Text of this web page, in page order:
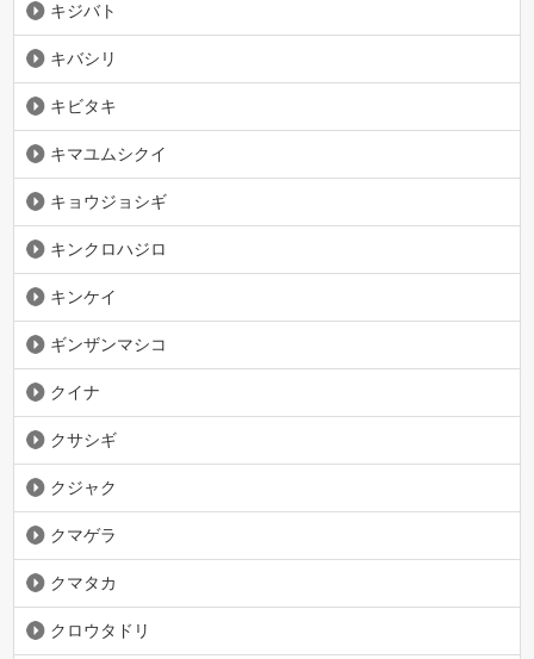
キジバト
キバシリ
キビタキ
キマユムシクイ
キョウジョシギ
キンクロハジロ
キンケイ
ギンザンマシコ
クイナ
クサシギ
クジャク
クマゲラ
クマタカ
クロウタドリ